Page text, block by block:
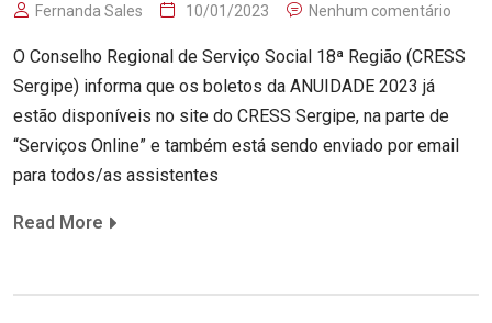
Fernanda Sales 10/01/2023 Nenhum comentário
O Conselho Regional de Serviço Social 18ª Região (CRESS
Sergipe) informa que os boletos da ANUIDADE 2023 já
estão disponíveis no site do CRESS Sergipe, na parte de
“Serviços Online” e também está sendo enviado por email
para todos/as assistentes
Read More